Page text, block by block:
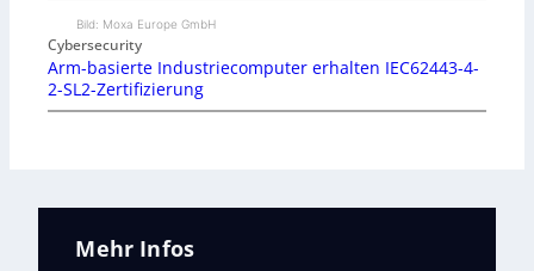
Bild: Moxa Europe GmbH
Cybersecurity
Arm-basierte Industriecomputer erhalten IEC62443-4-
2-SL2-Zertifizierung
Mehr Infos